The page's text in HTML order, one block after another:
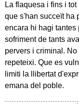
La flaquesa i fins i
que s'han succeït ha
encara hi hagi tantes
sofriment de tants
pervers i criminal.
repeteixi. Que es
limiti la llibertat
emana del poble.